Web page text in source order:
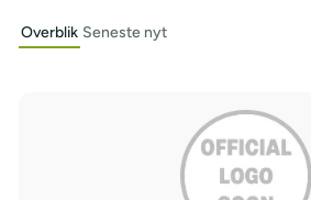
Overblik Seneste nyt